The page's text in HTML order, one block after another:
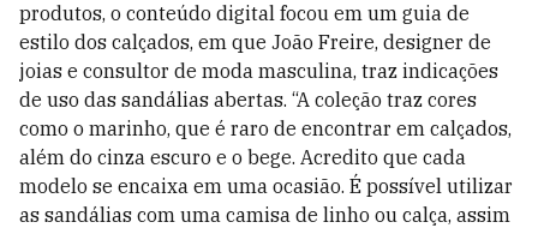
produtos, o conteúdo digital focou em um guia de
estilo dos calçados, em que João Freire, designer de
joias e consultor de moda masculina, traz indicações
de uso das sandálias abertas. “A coleção traz cores
como o marinho, que é raro de encontrar em calçados,
além do cinza escuro e o bege. Acredito que cada
modelo se encaixa em uma ocasião. É possível utilizar
as sandálias com uma camisa de linho ou calça, assim